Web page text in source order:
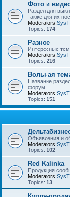
Фото и
Раздел для
также для их
Moderators:
Topics: 174
Разное
Интересные
Moderators:
Topics: 216
Вольная
Название
форум.
Moderators:
Topics: 151
Объявления и
Moderators:
Topics: 102
Red Kalinka
Продукция
Moderators:
Topics: 13